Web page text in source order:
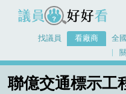
議員好好看
找議員 看廠商 全
看廠商
聯億交通標示工